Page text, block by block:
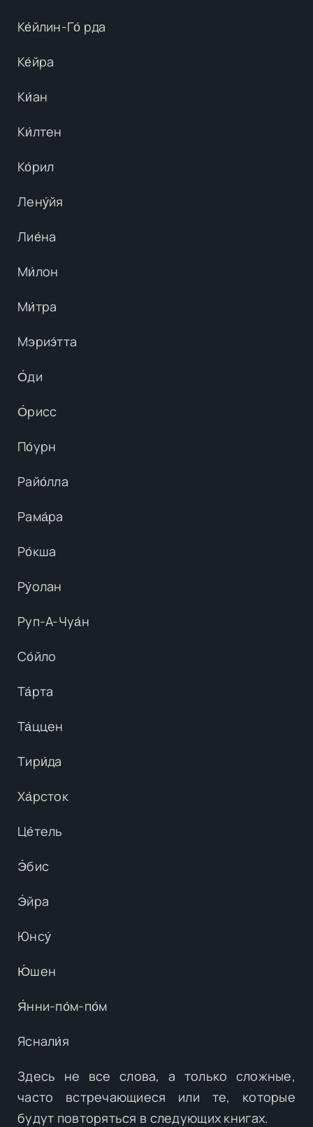
Ке́йлин-Го́ рда
Ке́йра
Ки́ан
Ки́лтен
Ко́рил
Лену́йя
Лие́на
Ми́лон
Ми́тра
Мэриэ́тта
О́ди
О́рисс
По́урн
Райо́лла
Рама́ра
Ро́кша
Ру́олан
Руп-А-Чуа́н
Со́йло
Та́рта
Та́ццен
Тири́да
Ха́рсток
Це́тель
Э́бис
Э́йра
Юнсу́
Ю́шен
Я́нни-по́м-по́м
Яснали́я
Здесь не все слова, а только сложные,
часто встречающиеся или те, которые
будут повторяться в следующих книгах.